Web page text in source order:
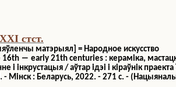
стст.
матэрыял] = Народное искусство
― early 21th centuries : кераміка,
інкрустацыя / аўтар ідэі і кіраўнік праекта
- Мінск : Беларусь, 2022. - 271 с. -